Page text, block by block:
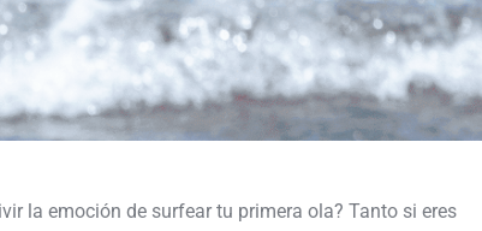
la emoción de surfear tu primera ola? Tanto si eres